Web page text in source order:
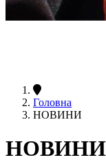
Головна
НОВИНИ
НОВИНИ